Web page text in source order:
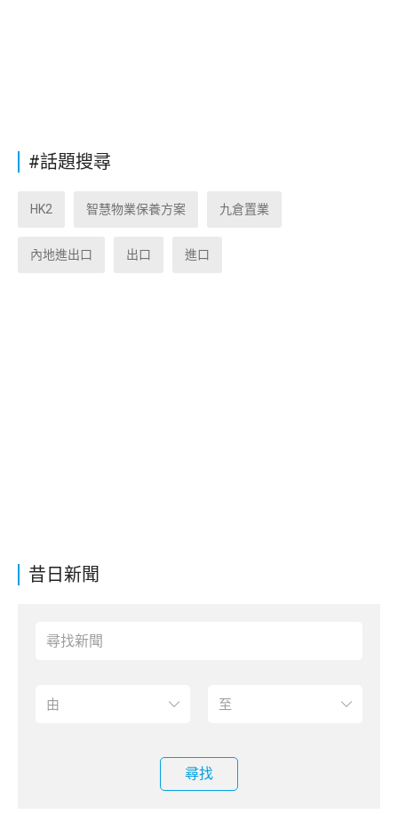
昔日新聞
尋找
#話題搜尋
HK2 智慧物業保養方案 九倉置業
內地進出口 出口 進口